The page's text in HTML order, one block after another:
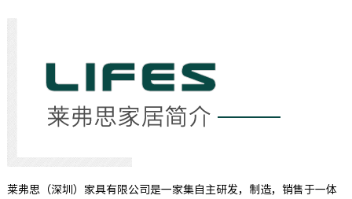
莱弗思（深圳）家具有限公司是一家集自主研发，制造，销售于一体